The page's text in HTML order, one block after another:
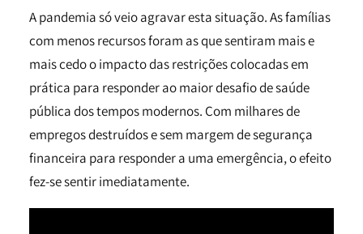
A pandemia só veio agravar esta situação. As famílias
com menos recursos foram as que sentiram mais e
mais cedo o impacto das restrições colocadas em
prática para responder ao maior desafio de saúde
pública dos tempos modernos. Com milhares de
empregos destruídos e sem margem de segurança
financeira para responder a uma emergência, o efeito
fez-se sentir imediatamente.